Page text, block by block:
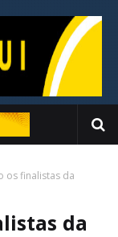
os finalistas da
da